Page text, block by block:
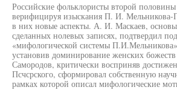
Российские фольклористы второй
верифицируя изыскания П. И. Мельникова-
в них новые аспекты. А. И. Маскаев,
сделанных нолевых записях, подтвердил
«мифологической системы
установив доминирование женских
Самородов, критически восприняв
Псчсрского, сформировал собственную
рамках которой описал мифологические